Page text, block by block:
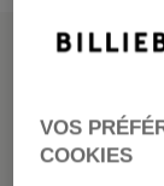
PRIX DOUX
VOS
COOKIES